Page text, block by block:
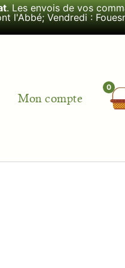
. Les envois de vos
l'Abbé; Vendredi :
Mon compte